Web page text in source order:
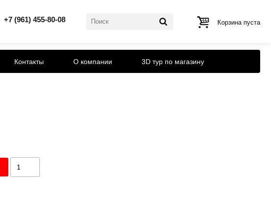
Корзина пуста
+7 (961) 455-80-08
Контакты О компании 3D тур по магазину